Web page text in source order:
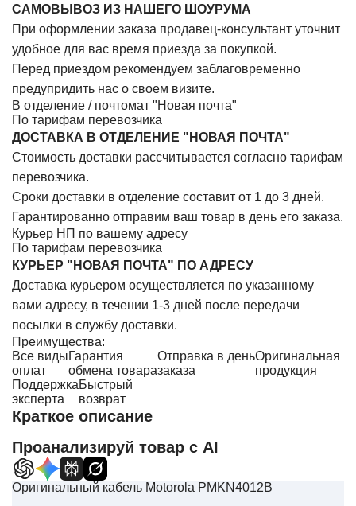
САМОВЫВОЗ ИЗ НАШЕГО ШОУРУМА
При оформлении заказа продавец-консультант уточнит
удобное для вас время приезда за покупкой.
Перед приездом рекомендуем заблаговременно
предупридить нас о своем визите.
В отделение / почтомат "Новая почта"
По тарифам перевозчика
ДОСТАВКА В ОТДЕЛЕНИЕ "НОВАЯ ПОЧТА"
Стоимость доставки рассчитывается согласно тарифам
перевозчика.
Сроки доставки в отделение составит от 1 до 3 дней.
Гарантированно отправим ваш товар в день его заказа.
Курьер НП по вашему адресу
По тарифам перевозчика
КУРЬЕР "НОВАЯ ПОЧТА" ПО АДРЕСУ
Доставка курьером осуществляется по указанному
вами адресу, в течении 1-3 дней после передачи
посылки в службу доставки.
Преимущества:
Все виды
оплат
Гарантия
обмена товара
Отправка в день
заказа
Оригинальная
продукция
Поддержка
эксперта
Быстрый
возврат
Краткое описание
Проанализируй товар с AI
Оригинальный кабель Motorola PMKN4012B